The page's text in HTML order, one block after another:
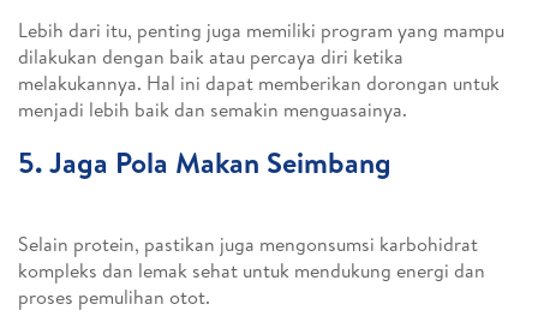
Lebih dari itu, penting juga memiliki program yang mampu
dilakukan dengan baik atau percaya diri ketika
melakukannya. Hal ini dapat memberikan dorongan untuk
menjadi lebih baik dan semakin menguasainya.
5. Jaga Pola Makan Seimbang
Selain protein, pastikan juga mengonsumsi karbohidrat
kompleks dan lemak sehat untuk mendukung energi dan
proses pemulihan otot.